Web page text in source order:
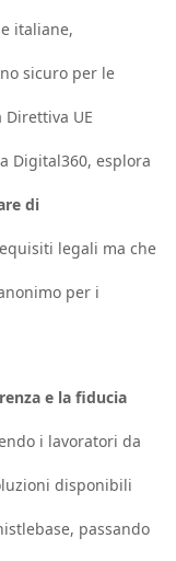
italiane,
sicuro per le
UE
Digital360, esplora
di
legali ma che
per i
e la fiducia
i lavoratori da
disponibili
passando